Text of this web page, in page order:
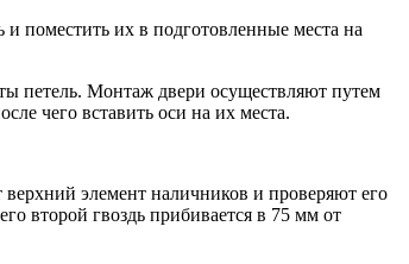
поместить их в подготовленные места на
петель. Монтаж двери осу­ществляют путем
чего вставить оси на их места.
элемент наличников и проверяют его
второй гвоздь при­бивается в 75 мм от